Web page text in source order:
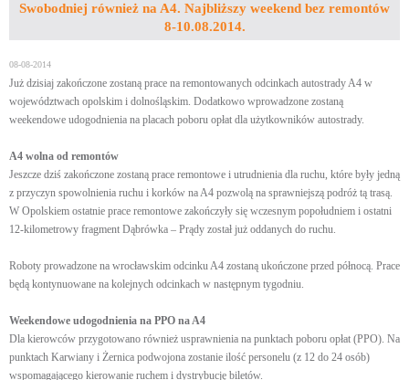
Swobodniej również na A4. Najbliższy weekend bez remontów
8-10.08.2014.
08-08-2014
Już dzisiaj zakończone zostaną prace na remontowanych odcinkach autostrady A4 w
województwach opolskim i dolnośląskim. Dodatkowo wprowadzone zostaną
weekendowe udogodnienia na placach poboru opłat dla użytkowników autostrady.
A4 wolna od remontów
Jeszcze dziś zakończone zostaną prace remontowe i utrudnienia dla ruchu, które były jedną
z przyczyn spowolnienia ruchu i korków na A4 pozwolą na sprawniejszą podróż tą trasą.
W Opolskiem ostatnie prace remontowe zakończyły się wczesnym popołudniem i ostatni
12-kilometrowy fragment Dąbrówka – Prądy został już oddanych do ruchu.
Roboty prowadzone na wrocławskim odcinku A4 zostaną ukończone przed północą. Prace
będą kontynuowane na kolejnych odcinkach w następnym tygodniu.
Weekendowe udogodnienia na PPO na A4
Dla kierowców przygotowano również usprawnienia na punktach poboru opłat (PPO). Na
punktach Karwiany i Żernica podwojona zostanie ilość personelu (z 12 do 24 osób)
wspomagającego kierowanie ruchem i dystrybucję biletów.